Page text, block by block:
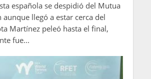
española se despidió del Mutua
llegó a estar cerca del
Martínez peleó hasta el final,
fue...